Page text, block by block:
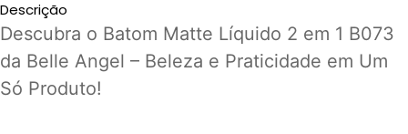
Descrição
Descubra o Batom Matte Líquido 2 em 1 B073
da Belle Angel – Beleza e Praticidade em Um
Só Produto!